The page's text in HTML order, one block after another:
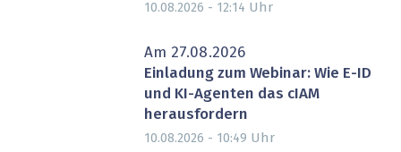
10.08.2026 - 12:14 Uhr
Am 27.08.2026
Einladung zum Webinar: Wie E-ID
und KI-Agenten das cIAM
herausfordern
10.08.2026 - 10:49 Uhr